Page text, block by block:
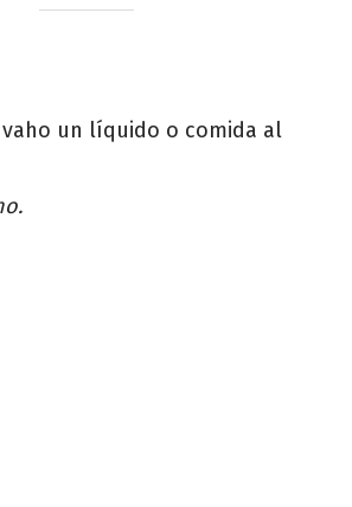
un líquido o comida al